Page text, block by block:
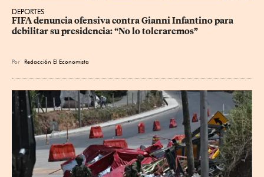
DEPORTES
FIFA denuncia ofensiva contra Gianni Infantino para
debilitar su presidencia: “No lo toleraremos”
Por Redacción El Economista